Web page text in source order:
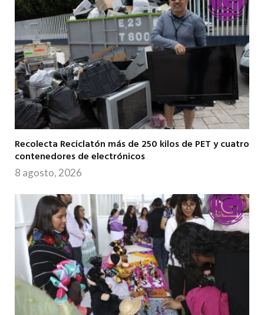
Recolecta Reciclatón más de 250 kilos de PET y cuatro
contenedores de electrónicos
8 agosto, 2026